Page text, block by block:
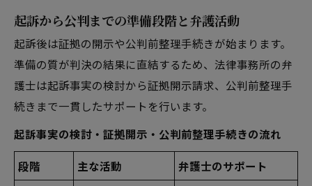
起訴から公判までの準備段階と弁護活動
起訴後は証拠の開示や公判前整理手続きが始まります。
準備の質が判決の結果に直結するため、法律事務所の弁
護士は起訴事実の検討から証拠開示請求、公判前整理手
続きまで一貫したサポートを行います。
起訴事実の検討・証拠開示・公判前整理手続きの流れ
段階 主な活動
弁護士のサポート